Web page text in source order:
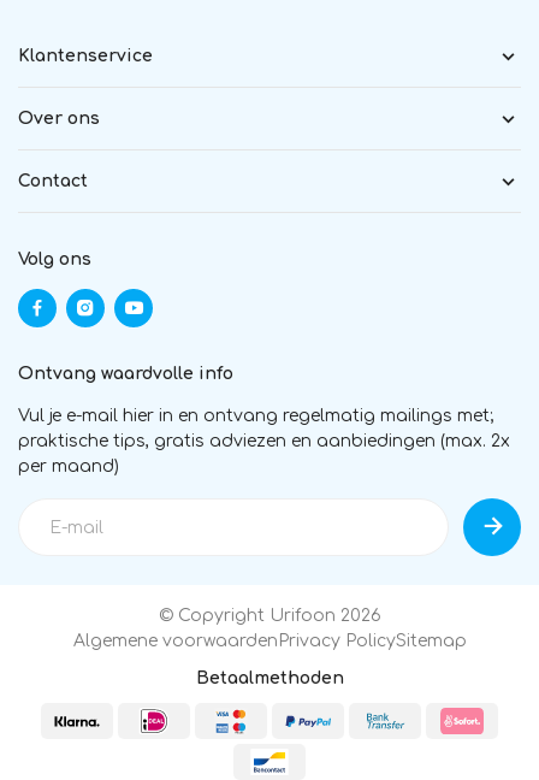
Klantenservice
Over ons
Contact
Volg ons
Ontvang waardvolle info
Vul je e-mail hier in en ontvang regelmatig mailings met;
praktische tips, gratis adviezen en aanbiedingen (max. 2x
per maand)
© Copyright Urifoon 2026
Algemene voorwaarden Privacy PolicySitemap
Betaalmethoden